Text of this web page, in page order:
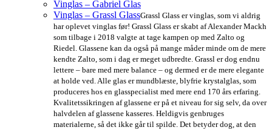
Vinglas – Gabriel Glas
Vinglas – Grassl GlassGrassl Glass er vinglas, som vi aldrig
har oplevet vinglas før! Grassl Glass er skabt af Alexander Mackh
som tilbage i 2018 valgte at tage kampen op med Zalto og
Riedel. Glassene kan da også på mange måder minde om de mere
kendte Zalto, som i dag er meget udbredte. Grassl er dog endnu
lettere – bare med mere balance – og dermed er de mere elegante
at holde ved. Alle glas er mundblæste, blyfrie krystalglas, som
produceres hos en glasspecialist med mere end 170 års erfaring.
Kvalitetssikringen af glassene er på et niveau for sig selv, da over
halvdelen af glassene kasseres. Heldigvis genbruges
materialerne, så det ikke går til spilde. Det betyder dog, at den